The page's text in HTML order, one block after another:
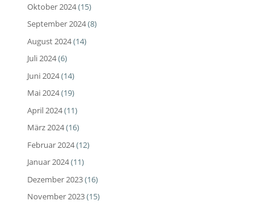
Oktober 2024(15)
September 2024(8)
August 2024(14)
Juli 2024(6)
Juni 2024(14)
Mai 2024(19)
April 2024(11)
März 2024(16)
Februar 2024(12)
Januar 2024(11)
Dezember 2023(16)
November 2023(15)